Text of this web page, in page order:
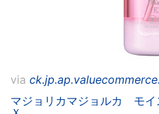
via
マジョリカマジョルカ モ